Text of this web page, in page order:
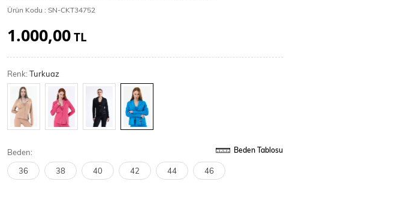
Ürün Kodu : SN-CKT34752
1.000,00TL
Renk:Turkuaz
Beden: Beden Tablosu
36 38 40 42 44 46